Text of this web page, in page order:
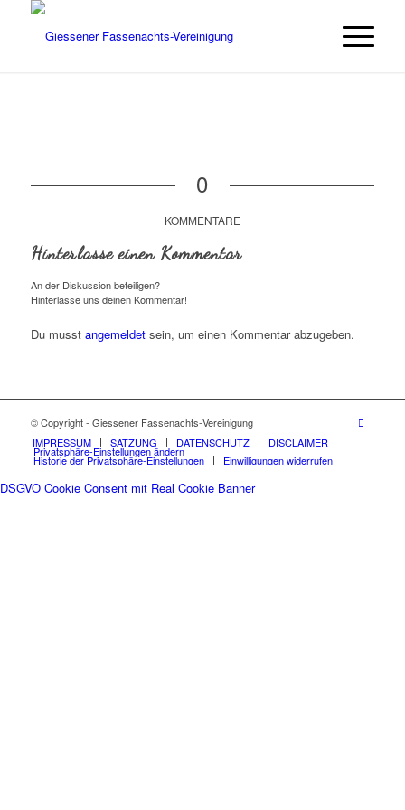
0
KOMMENTARE
Hinterlasse einen Kommentar
An der Diskussion beteiligen?
Hinterlasse uns deinen Kommentar!
Du musst angemeldetsein, um einen Kommentar abzugeben.
© Copyright - Giessener Fassenachts-Vereinigung
IMPRESSUM
SATZUNG DATENSCHUTZ DISCLAIMER
Privatsphäre-Einstellungen ändern
Historie der Privatsphäre-Einstellungen Einwilligungen widerrufen
DSGVO Cookie Consent mit Real Cookie Banner